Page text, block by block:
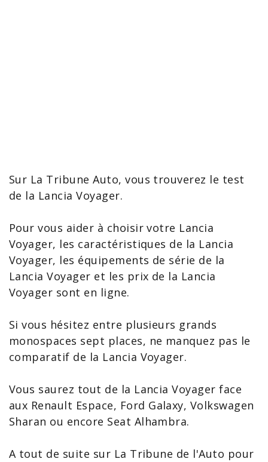
Sur La Tribune Auto, vous trouverez le test
de la Lancia Voyager.
Pour vous aider à choisir votre Lancia
Voyager, les caractéristiques de la Lancia
Voyager, les équipements de série de la
Lancia Voyager et les prix de la Lancia
Voyager sont en ligne.
Si vous hésitez entre plusieurs grands
monospaces sept places, ne manquez pas le
comparatif de la Lancia Voyager.
Vous saurez tout de la Lancia Voyager face
aux Renault Espace, Ford Galaxy, Volkswagen
Sharan ou encore Seat Alhambra.
A tout de suite sur La Tribune de l'Auto pour